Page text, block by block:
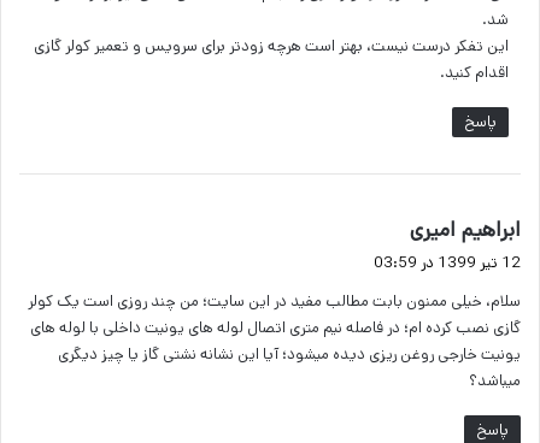
شد.
این تفکر درست نیست، بهتر است هرچه زودتر برای سرویس و تعمیر کولر گازی
اقدام کنید.
پاسخ
ابراهیم امیری
ف
:
12 تیر 1399 در 03:59
سلام، خیلی ممنون بابت مطالب مفید در این سایت؛ من چند روزی است یک کولر
گازی نصب کرده ام؛ در فاصله نیم متری اتصال لوله های یونیت داخلی با لوله های
یونیت خارجی روغن ریزی دیده میشود؛ آیا این نشانه نشتی گاز یا چیز دیگری
میباشد؟
پاسخ